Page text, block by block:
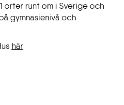
orter runt om i Sverige och
gymnasienivå och
här